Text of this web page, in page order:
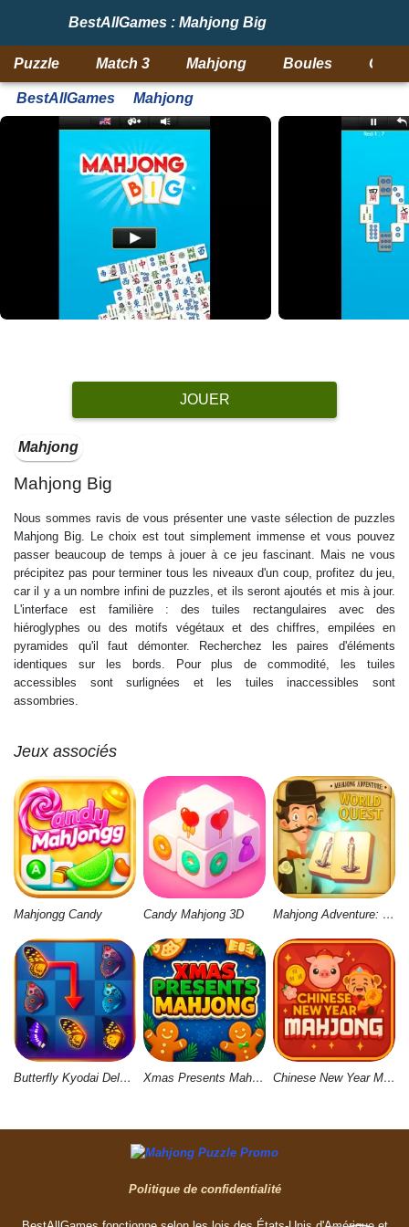
BestAllGames : Mahjong Big
Puzzle Match 3 Mahjong Boules
BestAllGames Mahjong
JOUER
Mahjong
Mahjong Big
Nous sommes ravis de vous présenter une vaste sélection de puzzles
Mahjong Big. Le choix est tout simplement immense et vous pouvez
passer beaucoup de temps à jouer à ce jeu fascinant. Mais ne vous
précipitez pas pour terminer tous les niveaux d'un coup, profitez du jeu,
car il y a un nombre infini de puzzles, et ils seront ajoutés et mis à jour.
L'interface est familière : des tuiles rectangulaires avec des
hiéroglyphes ou des motifs végétaux et des chiffres, empilées en
pyramides qu'il faut démonter. Recherchez les paires d'éléments
identiques sur les bords. Pour plus de commodité, les tuiles
accessibles sont surlignées et les tuiles inaccessibles sont
assombries.
Jeux associés
Mahjongg Candy Candy Mahjong 3D Mahjong Adventure: World Quest
Butterfly Kyodai Deluxe 2 Xmas Presents Mahjong Chinese New Year Mahjong
Politique de confidentialité